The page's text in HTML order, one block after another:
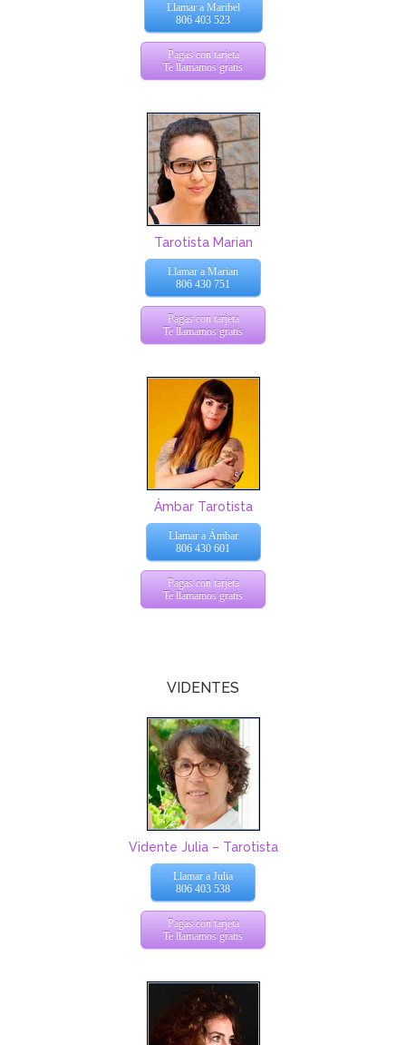
Llamar a Maribel
806 403 523
Pagas con tarjeta
Te llamamos gratis
Tarotista Marian
Llamar a Marian
806 430 751
Pagas con tarjeta
Te llamamos gratis
Ámbar Tarotista
Llamar a Ámbar
806 430 601
Pagas con tarjeta
Te llamamos gratis
VIDENTES
Vidente Julia – Tarotista
Llamar a Julia
806 403 538
Pagas con tarjeta
Te llamamos gratis